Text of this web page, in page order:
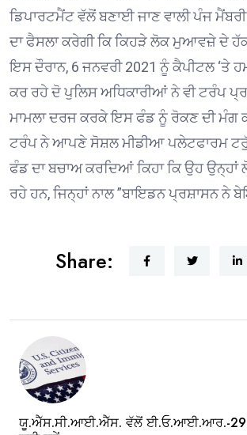
ਡਿਪਾਰਟਮੈਂਟ ਵੱਲੋਂ ਬਣਾਈ ਜਾਣ ਵਾਲੀ ਪੰਜ
ਦਾ ਫੈਸਲਾ ਕਰੇਗੀ ਕਿ ਕਿਹੜੇ ਲੋਕ ਮੁਆਵਜ਼ੇ ਦੇ
ਇਸ ਦੌਰਾਨ, 6 ਜਨਵਰੀ 2021 ਨੂੰ ਕੈਪੀਟਲ ‘ਤੇ
ਕਰ ਰਹੇ ਦੋ ਪੁਲਿਸ ਅਧਿਕਾਰੀਆਂ ਨੇ ਵੀ ਟਰੰਪ
ਮਾਮਲਾ ਦਰਜ ਕਰਕੇ ਇਸ ਫੰਡ ਨੂੰ ਰੋਕਣ ਦੀ ਮੰਗ
ਟਰੰਪ ਨੇ ਆਪਣੇ ਸੋਸ਼ਲ ਮੀਡੀਆ ਪਲੇਟਫਾਰਮ
ਫੰਡ ਦਾ ਬਚਾਅ ਕਰਦਿਆਂ ਕਿਹਾ ਕਿ ਉਹ ਉਨ੍ਹਾਂ
ਰਹੇ ਹਨ, ਜਿਨ੍ਹਾਂ ਨਾਲ ”ਬਾਇਡਨ ਪ੍ਰਸ਼ਾਸਨ ਨੇ
Share:
ਯੂ.ਐੱਸ.ਸੀ.ਆਈ.ਐੱਸ. ਵੱਲੋਂ ਈ.ਓ.ਆਈ.ਆਰ.-29